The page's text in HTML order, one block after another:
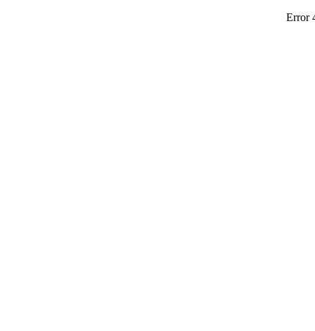
Error